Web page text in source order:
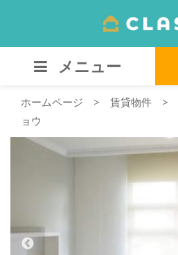
メニュー
ホームページ > 賃貸物件 >
ョウ